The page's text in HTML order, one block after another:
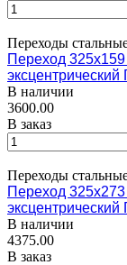
Переходы
Переход 325х159
В наличии
3600.00
В заказ
Переходы
Переход 325х273
В наличии
4375.00
В заказ